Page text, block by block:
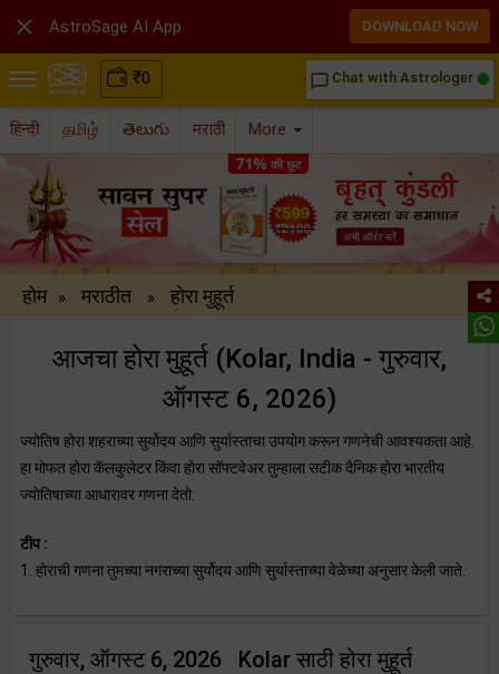
₹0 chat_bubble_outline Chat with Astrologer
हिन्दी தமிழ் తెలుగు मराठी More
होम » मराठीत » होरा मुहूर्त
आजचा होरा मुहूर्त (Kolar, India - गुरुवार,
ऑगस्ट 6, 2026)
ज्योतिष होरा शहराच्या सुर्योदय आणि सुर्यास्ताचा उपयोग करून गणनेची आवश्यकता आहे.
हा मोफत होरा कॅलकुलेटर किंवा होरा सॉफ्टवेअर तुम्हाला सटीक दैनिक होरा भारतीय
ज्योतिषाच्या आधारावर गणना देतो.
टीप :
1. होराची गणना तुमच्या नगराच्या सुर्योदय आणि सुर्यास्ताच्या वेळेच्या अनुसार केली जाते.
गुरुवार, ऑगस्ट 6, 2026 Kolar साठी होरा मुहूर्त
 AstroSage AI App DOWNLOAD NOW